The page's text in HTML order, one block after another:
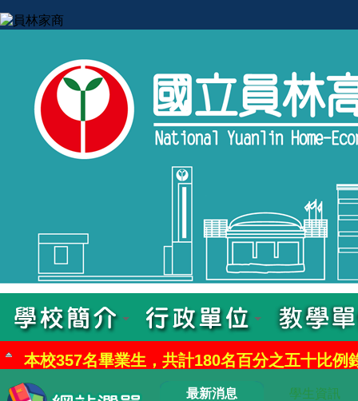
【114學年升
本校357名畢業生，共計180名百分之五十比
【114學年升學金榜】國
最新消息 學生資訊